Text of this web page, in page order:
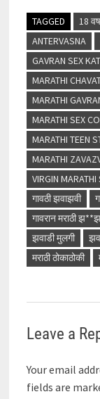
TAGGED 18
ANTERVASNA
GAVRAN SEX
MARATHI
MARATHI
MARATHI SEX
MARATHI TEEN
MARATHI
VIRGIN MARATHI
गावठी झवाझवी
गावरान मराठी
झवाडी मुलगी
मराठी ठोकाठोकी
Leave a
Your email
fields are